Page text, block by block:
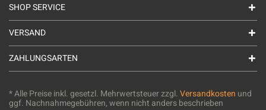
SHOP SERVICE
VERSAND
ZAHLUNGSARTEN
* Alle Preise inkl. gesetzl. Mehrwertsteuer zzgl.Versandkosten und
ggf. Nachnahmegebühren, wenn nicht anders beschrieben